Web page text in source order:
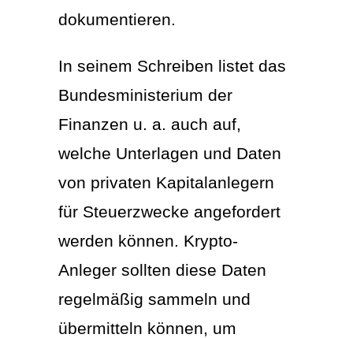
dokumentieren.
In seinem Schreiben listet das
Bundesministerium der
Finanzen u. a. auch auf,
welche Unterlagen und Daten
von privaten Kapitalanlegern
für Steuerzwecke angefordert
werden können. Krypto-
Anleger sollten diese Daten
regelmäßig sammeln und
übermitteln können, um